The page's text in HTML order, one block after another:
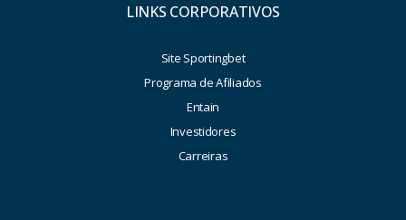
LINKS CORPORATIVOS
Site Sportingbet
Programa de Afiliados
Entain
Investidores
Carreiras